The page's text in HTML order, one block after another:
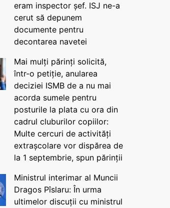
eram inspector șef. ISJ ne-a
cerut să depunem
documente pentru
decontarea navetei
Mai mulți părinți solicită,
într-o petiție, anularea
deciziei ISMB de a nu mai
acorda sumele pentru
posturile la plata cu ora din
cadrul cluburilor copiilor:
Multe cercuri de activități
extrașcolare vor dispărea de
la 1 septembrie, spun părinții
Ministrul interimar al Muncii
Dragos Pîslaru: În urma
ultimelor discuții cu ministrul